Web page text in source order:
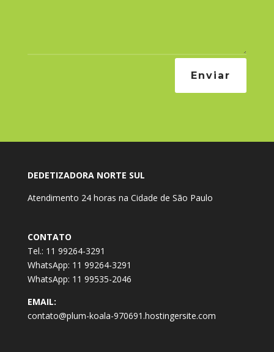
Enviar
DEDETIZADORA NORTE SUL
Atendimento 24 horas na Cidade de São Paulo
CONTATO
Tel.: 11 99264-3291
WhatsApp: 11 99264-3291
WhatsApp: 11 99535-2046
EMAIL:
contato@plum-koala-970691.hostingersite.com